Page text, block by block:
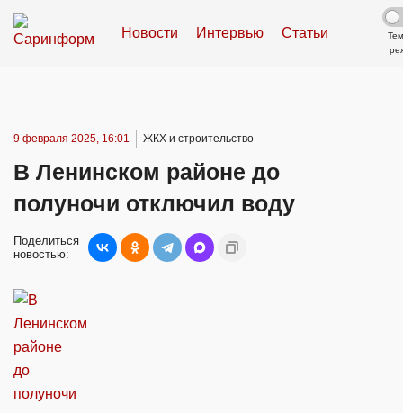
Новости Интервью Статьи
9 февраля 2025, 16:01 ЖКХ и строительство
В Ленинском районе до
полуночи отключил воду
Поделиться
новостью: